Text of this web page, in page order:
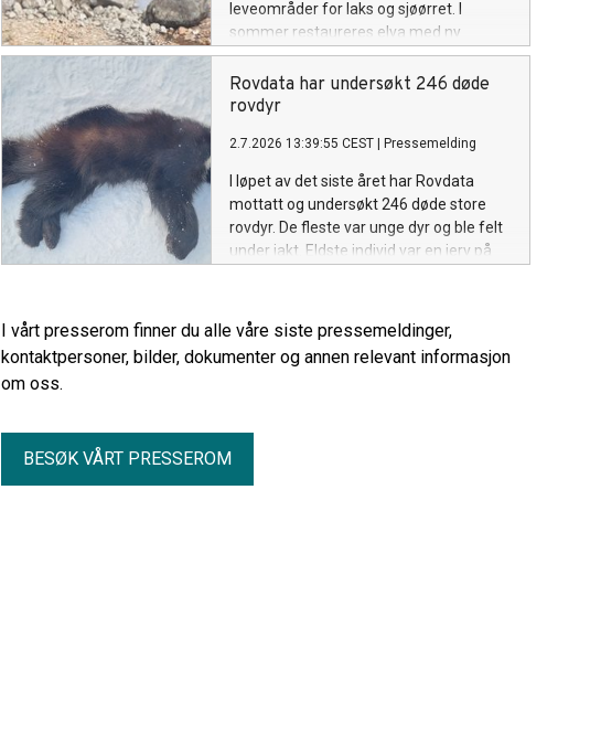
leveområder for laks og sjøørret. I
sommer restaureres elva med ny
kunnskap og store mengder stein.
Rovdata har undersøkt 246 døde
rovdyr
2.7.2026 13:39:55 CEST Pressemelding
I løpet av det siste året har Rovdata
mottatt og undersøkt 246 døde store
rovdyr. De fleste var unge dyr og ble felt
under jakt. Eldste individ var en jerv på
I vårt presserom finner du alle våre siste pressemeldinger,
kontaktpersoner, bilder, dokumenter og annen relevant informasjon
om oss.
BESØK VÅRT PRESSEROM